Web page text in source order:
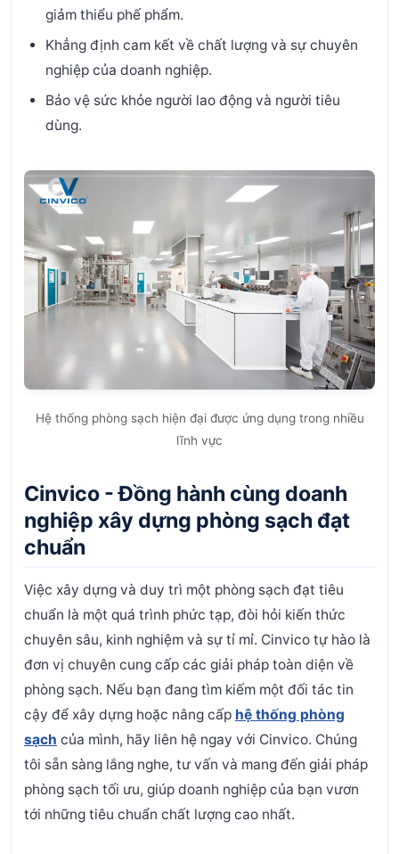
giảm thiểu phế phẩm.
Khẳng định cam kết về chất lượng và sự chuyên
nghiệp của doanh nghiệp.
Bảo vệ sức khỏe người lao động và người tiêu
dùng.
Hệ thống phòng sạch hiện đại được ứng dụng trong nhiều
lĩnh vực
Cinvico - Đồng hành cùng doanh
nghiệp xây dựng phòng sạch đạt
chuẩn
Việc xây dựng và duy trì một phòng sạch đạt tiêu
chuẩn là một quá trình phức tạp, đòi hỏi kiến thức
chuyên sâu, kinh nghiệm và sự tỉ mỉ. Cinvico tự hào là
đơn vị chuyên cung cấp các giải pháp toàn diện về
phòng sạch. Nếu bạn đang tìm kiếm một đối tác tin
cậy để xây dựng hoặc nâng cấp hệ thống phòng
sạch của mình, hãy liên hệ ngay với Cinvico. Chúng
tôi sẵn sàng lắng nghe, tư vấn và mang đến giải pháp
phòng sạch tối ưu, giúp doanh nghiệp của bạn vươn
tới những tiêu chuẩn chất lượng cao nhất.